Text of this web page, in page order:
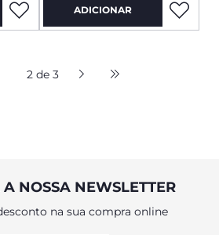
ADICIONAR
2 de 3
A NOSSA NEWSLETTER
na sua compra online